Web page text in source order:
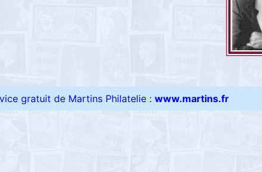
gratuit de Martins Philatelie : www.martins.fr